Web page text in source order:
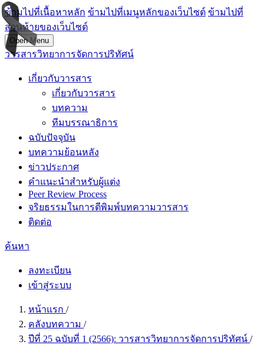
ข้ามไปที่เนื้อหาหลัก ข้ามไปที่เมนูหลักของเว็บไซต์ ข้ามไปที่
ส่วนท้ายของเว็บไซต์
Open Menu
วารสารวิทยาการจัดการปริทัศน์
เกี่ยวกับวารสาร
เกี่ยวกับวารสาร
บทความ
ทีมบรรณาธิการ
ฉบับปัจจุบัน
บทความย้อนหลัง
ข่าวประกาศ
คำแนะนำสำหรับผู้แต่ง
Peer Review Process
จริยธรรมในการตีพิมพ์บทความวารสาร
ติดต่อ
ค้นหา
ลงทะเบียน
เข้าสู่ระบบ
หน้าแรก /
คลังบทความ /
ปีที่ 25 ฉบับที่ 1 (2566): วารสารวิทยาการจัดการปริทัศน์ /